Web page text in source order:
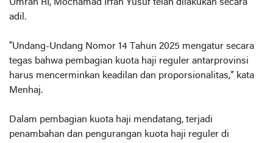
Umrah RI, Mochamad Irfan Yusuf telah dilakukan secara
adil.
“Undang-Undang Nomor 14 Tahun 2025 mengatur secara
tegas bahwa pembagian kuota haji reguler antarprovinsi
harus mencerminkan keadilan dan proporsionalitas,” kata
Menhaj.
Dalam pembagian kuota haji mendatang, terjadi
penambahan dan pengurangan kuota haji reguler di